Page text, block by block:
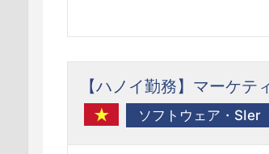
【ハノイ勤務】マーケテ
ソフトウェア・SIer